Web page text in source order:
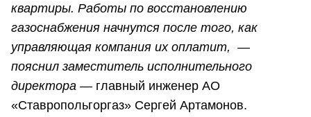
квартиры. Работы по восстановлению
газоснабжения начнутся после того, как
управляющая компания их оплатит, —
пояснил заместитель исполнительного
директора — главный инженер АО
«Ставропольгоргаз» Сергей Артамонов.